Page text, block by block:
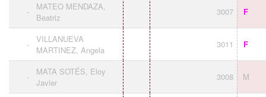
-
MATEO MENDAZA,
Beatriz
3007 F
-
VILLANUEVA
MARTINEZ, Angela
3011 F
-
MATA SOTÉS, Eloy
Javier
3008 M